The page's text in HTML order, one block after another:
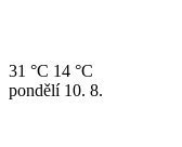
31 °C 14 °C
pondělí 10. 8.